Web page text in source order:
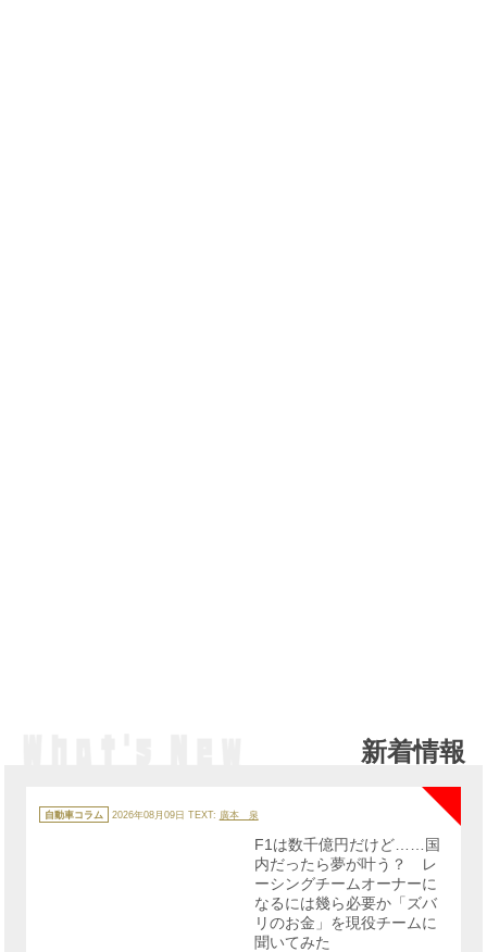
新着情報
テ
ゴ
自動車コラム 2026年08月09日 TEXT: 廣本 泉
NEW
F1は数千億円だけど……国
内だったら夢が叶う？ レ
ーシングチームオーナーに
なるには幾ら必要か「ズバ
リのお金」を現役チームに
聞いてみた